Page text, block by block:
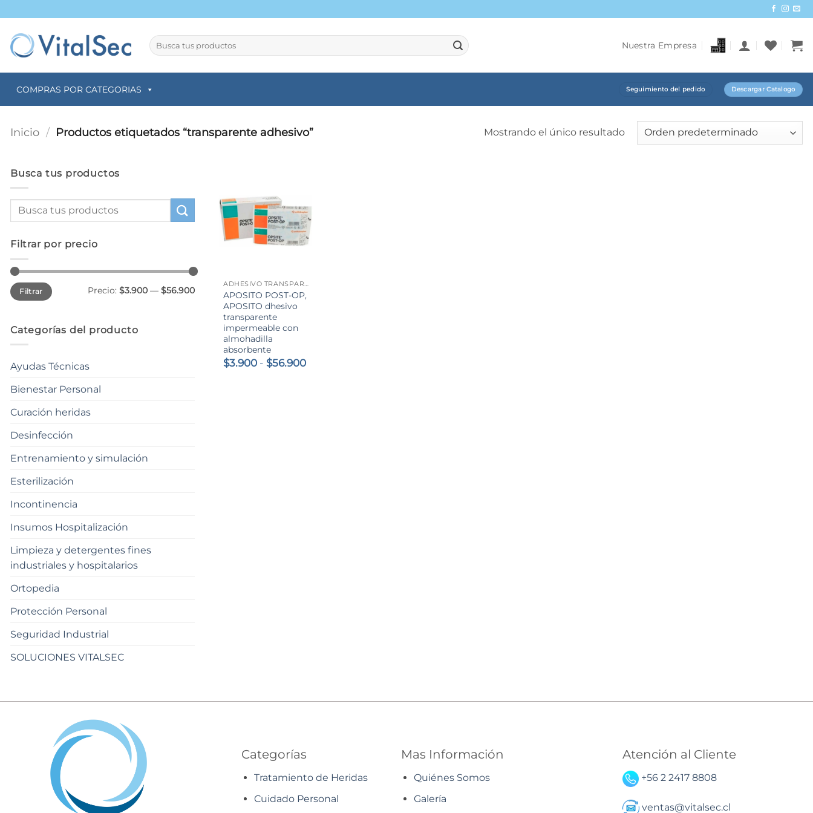
al
contenido
Buscar
por:
Nuestra Empresa
COMPRAS POR CATEGORIAS Seguimiento del pedido Descargar Catalogo
Inicio / Productos etiquetados “transparente adhesivo” Mostrando el único resultado
Busca tus productos
Filtrar por precio
Precio
mínimo
Precio
máximo
Filtrar Precio: $3.900 — $56.900
Categorías del producto
Ayudas Técnicas
Bienestar Personal
Curación heridas
Desinfección
Entrenamiento y simulación
Esterilización
Incontinencia
Insumos Hospitalización
Limpieza y detergentes fines
industriales y hospitalarios
Ortopedia
Protección Personal
Seguridad Industrial
SOLUCIONES VITALSEC
ADHESIVO TRANSPARENTE
APOSITO POST-OP,
APOSITO dhesivo
transparente
impermeable con
almohadilla
absorbente
$3.900 - $56.900Rango
Categorías
Tratamiento de Heridas
Cuidado Personal
Mas Información
Quiénes Somos
Galería
Atención al Cliente
+56 2 2417 8808
ventas@vitalsec.cl